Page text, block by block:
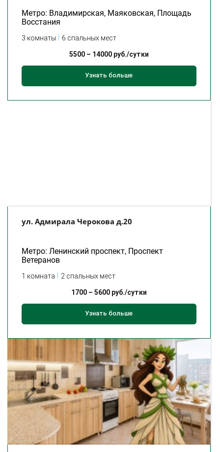
Метро: Владимирская, Маяковская, Площадь
Восстания
3 комнаты 6 спальных мест
5500– 14000руб./сутки
Узнать больше
ул. Адмирала Черокова д.20
Метро: Ленинский проспект, Проспект
Ветеранов
1 комната 2 спальных мест
1700– 5600руб./сутки
Узнать больше